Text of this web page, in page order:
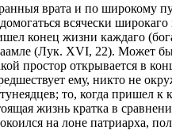
врата и по широкому
всячески широкаго
конец жизни каждаго
(Лук. XVI, 22). Может
простор открывается в
ему, никто не
то, когда пришел к
жизнь кратка в
на лоне патриарха,